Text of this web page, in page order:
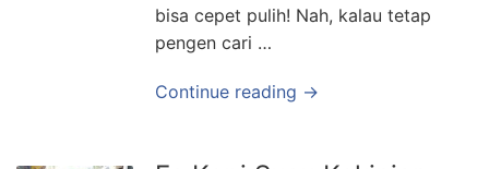
bisa cepet pulih! Nah, kalau tetap
pengen cari …
Continue reading →